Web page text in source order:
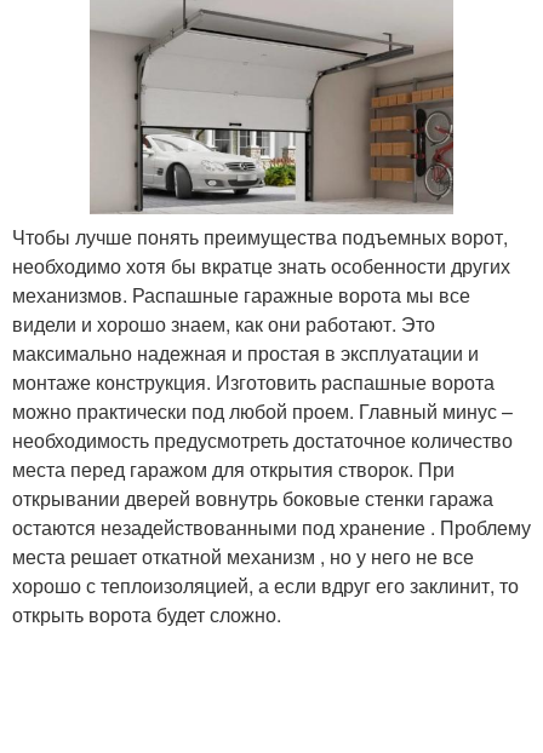
Чтобы лучше понять преимущества подъемных ворот,
необходимо хотя бы вкратце знать особенности других
механизмов. Распашные гаражные ворота мы все
видели и хорошо знаем, как они работают. Это
максимально надежная и простая в эксплуатации и
монтаже конструкция. Изготовить распашные ворота
можно практически под любой проем. Главный минус –
необходимость предусмотреть достаточное количество
места перед гаражом для открытия створок. При
открывании дверей вовнутрь боковые стенки гаража
остаются незадействованными под хранение . Проблему
места решает откатной механизм , но у него не все
хорошо с теплоизоляцией, а если вдруг его заклинит, то
открыть ворота будет сложно.